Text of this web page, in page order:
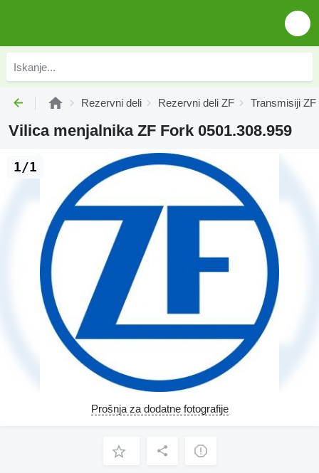
Rezervni deli Rezervni deli ZF Transmisiji ZF
Vilica menjalnika ZF Fork 0501.308.959
1/1
Prošnja za dodatne fotografije